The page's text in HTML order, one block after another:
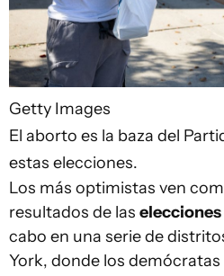
Getty Images
El aborto es la baza del
estas elecciones.
Los más optimistas ven
resultados de las
cabo en una serie de
York, donde los